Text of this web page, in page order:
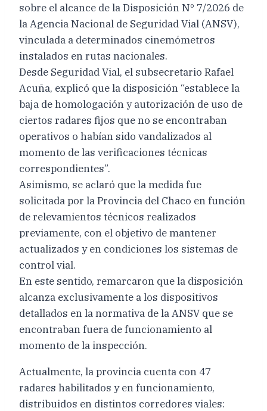
sobre el alcance de la Disposición Nº 7/2026 de
la Agencia Nacional de Seguridad Vial (ANSV),
vinculada a determinados cinemómetros
instalados en rutas nacionales.
Desde Seguridad Vial, el subsecretario Rafael
Acuña, explicó que la disposición “establece la
baja de homologación y autorización de uso de
ciertos radares fijos que no se encontraban
operativos o habían sido vandalizados al
momento de las verificaciones técnicas
correspondientes”.
Asimismo, se aclaró que la medida fue
solicitada por la Provincia del Chaco en función
de relevamientos técnicos realizados
previamente, con el objetivo de mantener
actualizados y en condiciones los sistemas de
control vial.
En este sentido, remarcaron que la disposición
alcanza exclusivamente a los dispositivos
detallados en la normativa de la ANSV que se
encontraban fuera de funcionamiento al
momento de la inspección.
Actualmente, la provincia cuenta con 47
radares habilitados y en funcionamiento,
distribuidos en distintos corredores viales: